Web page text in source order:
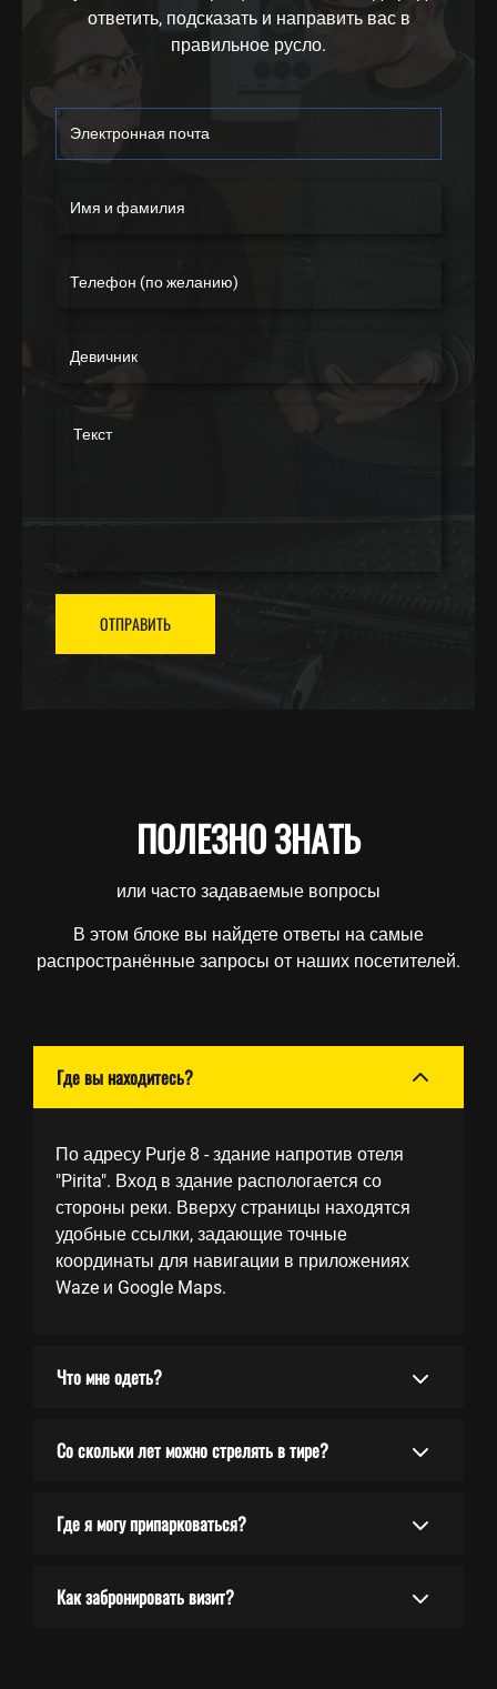
ответить, подсказать и направить вас в
правильное русло.
ОТПРАВИТЬ
ПОЛЕЗНО ЗНАТЬ
или часто задаваемые вопросы
В этом блоке вы найдете ответы на самые
распространённые запросы от наших посетителей.
Где вы находитесь?
По адресу Purje 8 - здание напротив отеля
"Pirita". Вход в здание распологается со
стороны реки. Вверху страницы находятся
удобные ссылки, задающие точные
координаты для навигации в приложениях
Waze и Google Maps.
Что мне одеть?
Со скольки лет можно стрелять в тире?
Где я могу припарковаться?
Как забронировать визит?